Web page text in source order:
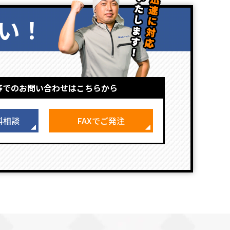
！
のお問い合わせはこちらから
相談 FAXでご発注